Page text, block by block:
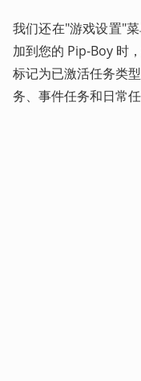
我们还在"游戏设置"
加到您的 Pip-Boy 时
标记为已激活任务类
务、事件任务和日常任